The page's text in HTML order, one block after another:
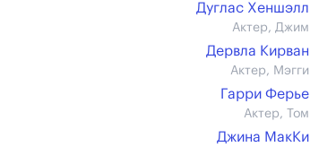
Дуглас Хеншэлл
Актер, Джим
Дервла Кирван
Актер, Мэгги
Гарри Ферье
Актер, Том
Джина МакКи